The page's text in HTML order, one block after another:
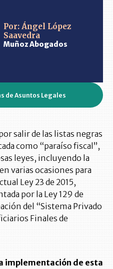
Por: Ángel López
Saavedra
Muñoz Abogados
de Asuntos Legales
salir de las listas negras
como “paraíso fiscal”,
leyes, incluyendo la
varias ocasiones para
Ley 23 de 2015,
por la Ley 129 de
del “Sistema Privado
Finales de
implementación de esta